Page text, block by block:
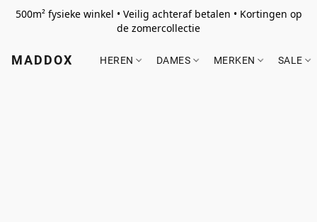
500m² fysieke winkel • Veilig achteraf betalen • Kortingen op
de zomercollectie
MADDOX HEREN DAMES MERKEN SALE